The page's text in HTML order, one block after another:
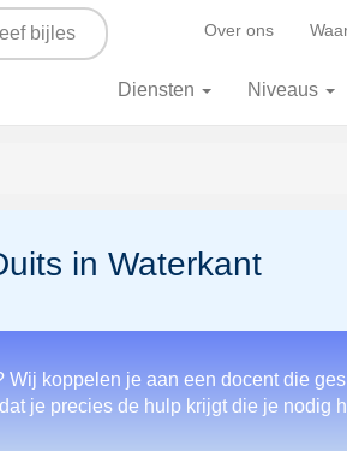
bijles Over ons
Diensten Niveaus
in Waterkant
Wij koppelen je aan een docent die
je precies de hulp krijgt die je nodig